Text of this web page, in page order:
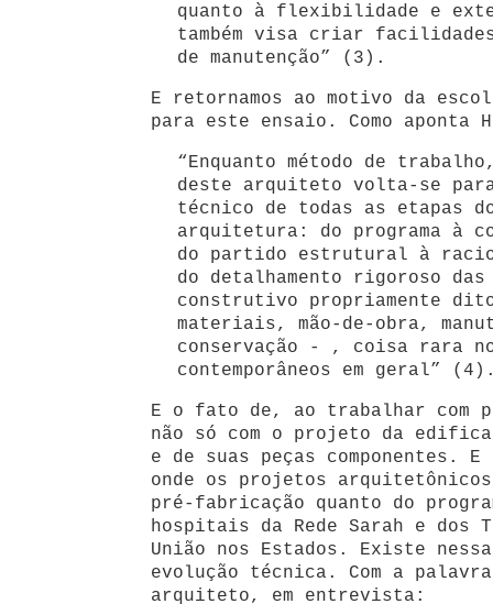
quanto à flexibilidade e
também visa criar
de manutenção” (3).
E retornamos ao motivo da
para este ensaio. Como aponta
“Enquanto método de
deste arquiteto volta-se para
técnico de todas as etapas
arquitetura: do programa à
do partido estrutural à
do detalhamento rigoroso das
construtivo propriamente
materiais, mão-de-obra,
conservação - , coisa rara
contemporâneos em geral”
E o fato de, ao trabalhar com
não só com o projeto da
e de suas peças componentes.
onde os projetos
pré-fabricação quanto do
hospitais da Rede Sarah e dos
União nos Estados. Existe
evolução técnica. Com a
arquiteto, em entrevista: